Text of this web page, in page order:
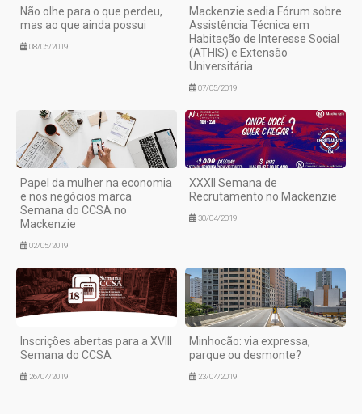
Não olhe para o que perdeu,
mas ao que ainda possui
08/05/2019
Mackenzie sedia Fórum sobre
Assistência Técnica em
Habitação de Interesse Social
(ATHIS) e Extensão
Universitária
07/05/2019
Papel da mulher na economia
e nos negócios marca
Semana do CCSA no
Mackenzie
02/05/2019
XXXII Semana de
Recrutamento no Mackenzie
30/04/2019
Inscrições abertas para a XVIII
Semana do CCSA
26/04/2019
Minhocão: via expressa,
parque ou desmonte?
23/04/2019